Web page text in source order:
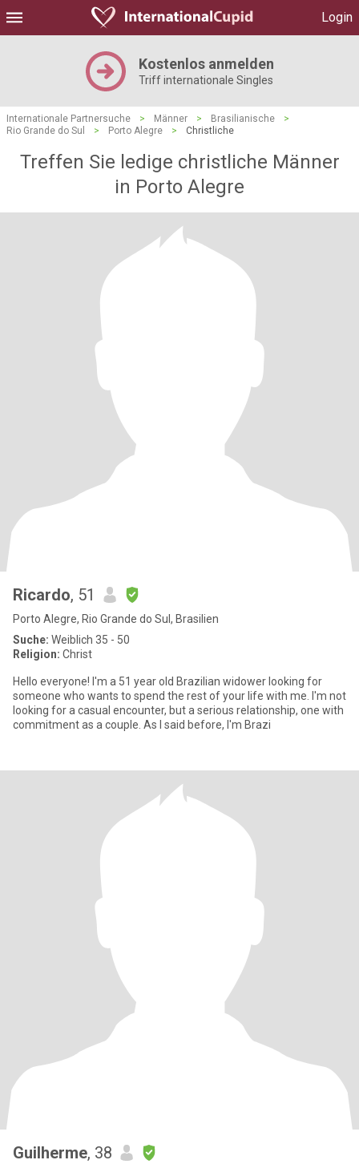
Login
Kostenlos anmelden
Triff internationale Singles
Internationale Partnersuche > Männer > Brasilianische
>
Rio Grande do Sul
> Porto Alegre > Christliche
Treffen Sie ledige christliche Männer
in Porto Alegre
Ricardo, 51
Porto Alegre, Rio Grande do Sul, Brasilien
Suche: Weiblich 35 - 50
Religion: Christ
Hello everyone! I'm a 51 year old Brazilian widower looking for
someone who wants to spend the rest of your life with me. I'm not
looking for a casual encounter, but a serious relationship, one with
commitment as a couple. As I said before, I'm Brazi
Guilherme, 38